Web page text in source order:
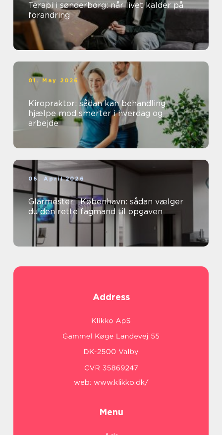
Terapi i sønderborg: når livet kalder på
forandring
01. May 2026
Kiropraktor: sådan kan behandling
hjælpe mod smerter i hverdag og
arbejde
06. April 2026
Glarmester i København: sådan vælger
du den rette fagmand til opgaven
Address
web: www.klikko.dk/
Menu